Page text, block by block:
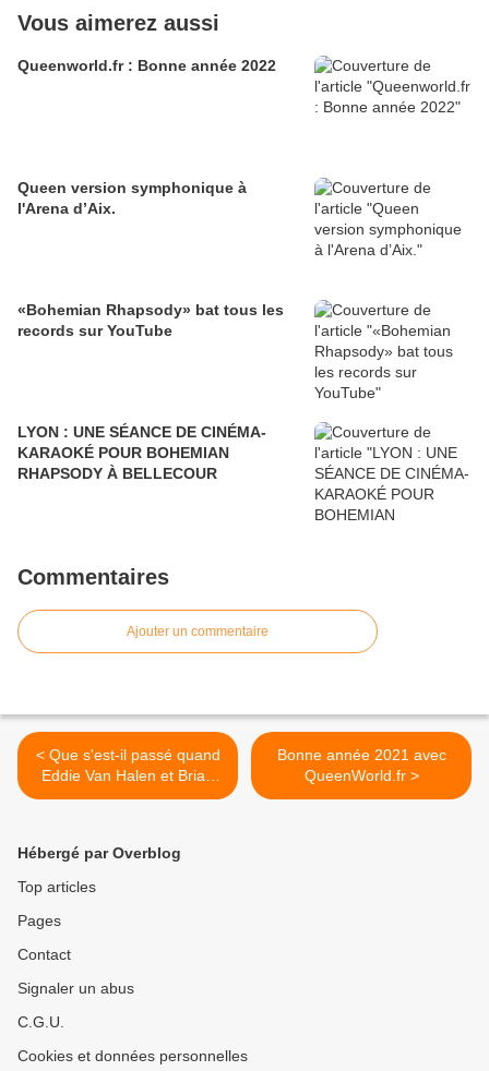
Vous aimerez aussi
Queenworld.fr : Bonne année 2022
Queen version symphonique à
l'Arena d’Aix.
«Bohemian Rhapsody» bat tous les
records sur YouTube
LYON : UNE SÉANCE DE CINÉMA-
KARAOKÉ POUR BOHEMIAN
RHAPSODY À BELLECOUR
Commentaires
Ajouter un commentaire
< Que s'est-il passé quand
Eddie Van Halen et Brian
May ont échangé leurs
Bonne année 2021 avec
QueenWorld.fr >
Hébergé par Overblog
Top articles
Pages
Contact
Signaler un abus
C.G.U.
Cookies et données personnelles